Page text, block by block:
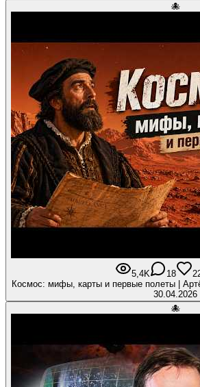
🐙
5,4K 18
Космос: мифы, карты и первые полеты |
30.04.2026
🐙